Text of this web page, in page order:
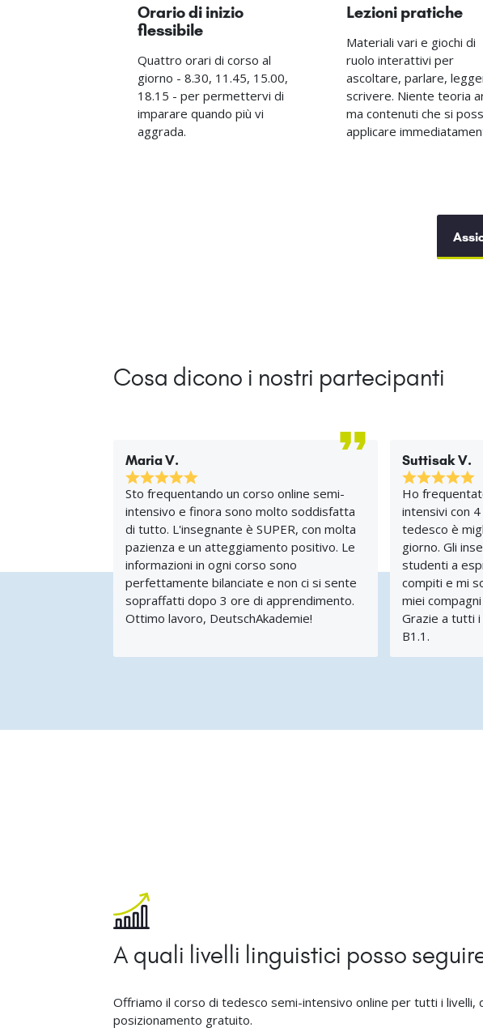
Orario di inizio
flessibile
Quattro orari di corso al
giorno - 8.30, 11.45, 15.00,
18.15 - per permettervi di
imparare quando più vi
aggrada.
Lezioni pratiche
Materiali vari e giochi di
ruolo interattivi per
ascoltare, parlare,
scrivere. Niente teoria
ma contenuti che si
applicare
Cosa dicono i nostri partecipanti
Maria V.
Sto frequentando un corso online semi-
intensivo e finora sono molto soddisfatta
di tutto. L'insegnante è SUPER, con molta
pazienza e un atteggiamento positivo. Le
informazioni in ogni corso sono
perfettamente bilanciate e non ci si sente
sopraffatti dopo 3 ore di apprendimento.
Ottimo lavoro, DeutschAkademie!
Suttisak V.
Ho
intensivi con
tedesco è
giorno. Gli
studenti a
compiti e mi
miei
Grazie a tutti i
B1.1.
A quali livelli linguistici posso
Offriamo il corso di tedesco semi-intensivo online per tutti i livelli,
posizionamento gratuito.